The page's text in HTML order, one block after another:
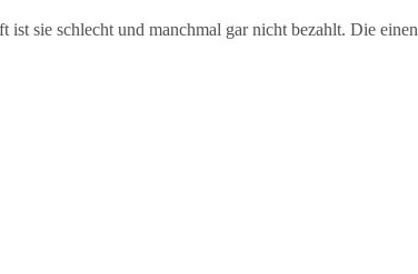
sie schlecht und manchmal gar nicht bezahlt. Die einen